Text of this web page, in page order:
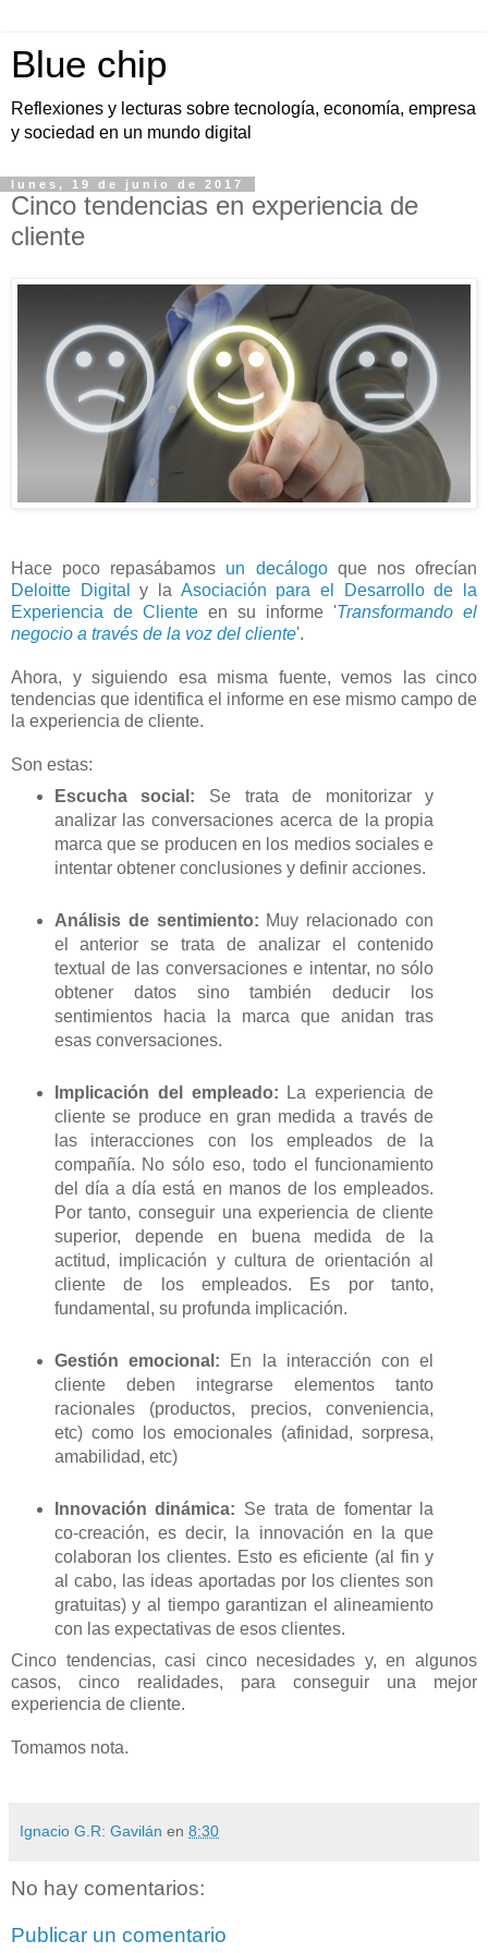
Blue chip
Reflexiones y lecturas sobre tecnología, economía, empresa
y sociedad en un mundo digital
lunes, 19 de junio de 2017
Cinco tendencias en experiencia de
cliente
Hace poco repasábamos un decálogoque nos ofrecían
Deloitte Digital
y la Asociación para el Desarrollo de la
Experiencia de Cliente en su informe 'Transformando el
negocio a través de la voz del cliente'.
Ahora, y siguiendo esa misma fuente, vemos las cinco
tendencias que identifica el informe en ese mismo campo de
la experiencia de cliente.
Son estas:
Escucha social: Se trata de monitorizar y
analizar las conversaciones acerca de la propia
marca que se producen en los medios sociales e
intentar obtener conclusiones y definir acciones.
Análisis de sentimiento: Muy relacionado con
el anterior se trata de analizar el contenido
textual de las conversaciones e intentar, no sólo
obtener datos sino también deducir los
sentimientos hacia la marca que anidan tras
esas conversaciones.
Implicación del empleado: La experiencia de
cliente se produce en gran medida a través de
las interacciones con los empleados de la
compañía. No sólo eso, todo el funcionamiento
del día a día está en manos de los empleados.
Por tanto, conseguir una experiencia de cliente
superior, depende en buena medida de la
actitud, implicación y cultura de orientación al
cliente de los empleados. Es por tanto,
fundamental, su profunda implicación.
Gestión emocional: En la interacción con el
cliente deben integrarse elementos tanto
racionales (productos, precios, conveniencia,
etc) como los emocionales (afinidad, sorpresa,
amabilidad, etc)
Innovación dinámica: Se trata de fomentar la
co-creación, es decir, la innovación en la que
colaboran los clientes. Esto es eficiente (al fin y
al cabo, las ideas aportadas por los clientes son
gratuitas) y al tiempo garantizan el alineamiento
con las expectativas de esos clientes.
Cinco tendencias, casi cinco necesidades y, en algunos
casos, cinco realidades, para conseguir una mejor
experiencia de cliente.
Tomamos nota.
Ignacio G.R: Gavilán en 8:30
No hay comentarios:
Publicar un comentario